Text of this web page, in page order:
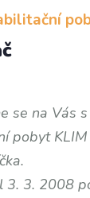
se na Vás
pobyt
3. 3. 2008